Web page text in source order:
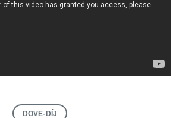
DOVE-DÍJ